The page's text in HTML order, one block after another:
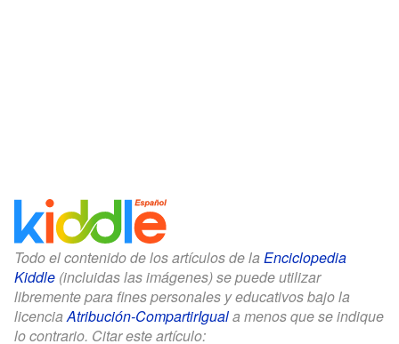
Todo el contenido de los artículos de la Enciclopedia
Kiddle (incluidas las imágenes) se puede utilizar
libremente para fines personales y educativos bajo la
licenciaAtribución-CompartirIguala menos que se indique
lo contrario. Citar este artículo: